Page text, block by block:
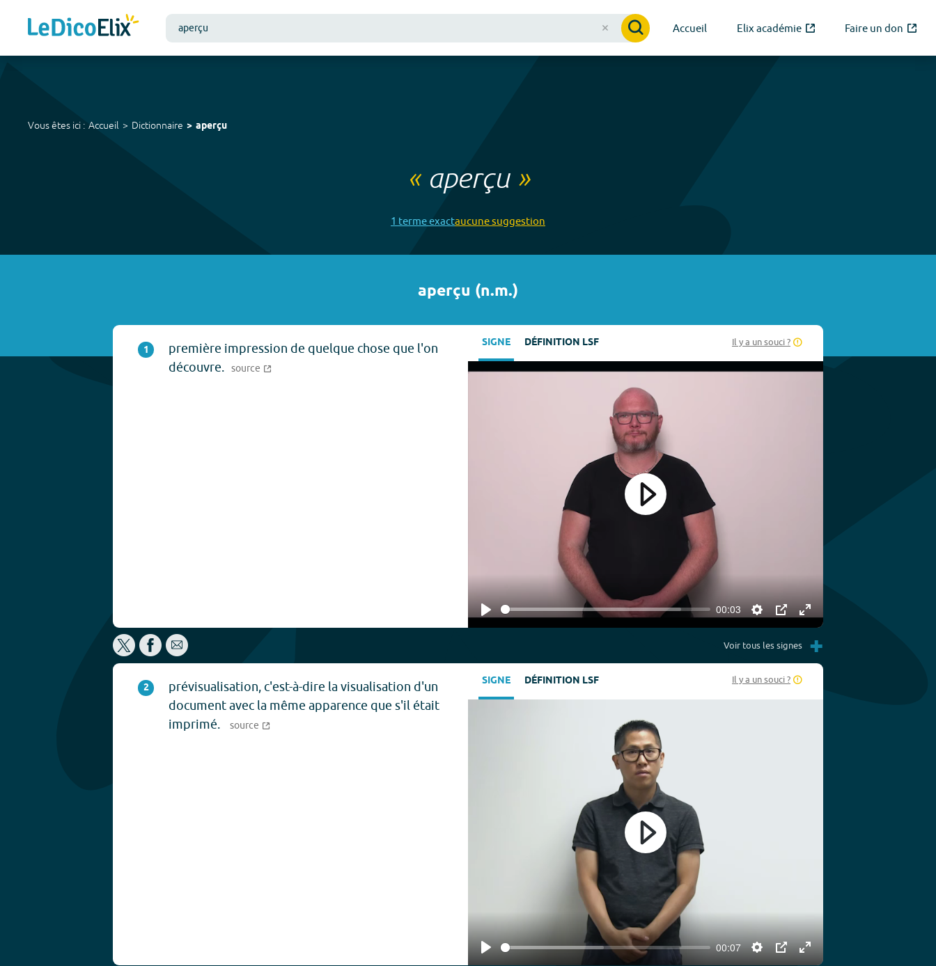
Accueil Elix académie Faire un don
Vous êtes ici : Accueil Dictionnaire aperçu
« aperçu»
1 termeexactaucunesuggestion
aperçu (n.m.)
1
première impression de quelque chose que l'on
découvre. source
SIGNE DÉFINITION LSF Il y a un souci ?
Play
00:03
Settings
PIP Enter
fullscreen
Play
Voir tous les signes +
2
prévisualisation, c'est-à-dire la visualisation d'un
document avec la même apparence que s'il était
imprimé.
source
SIGNE DÉFINITION LSF Il y a un souci ?
Play
00:07
Settings
PIP Enter
Play